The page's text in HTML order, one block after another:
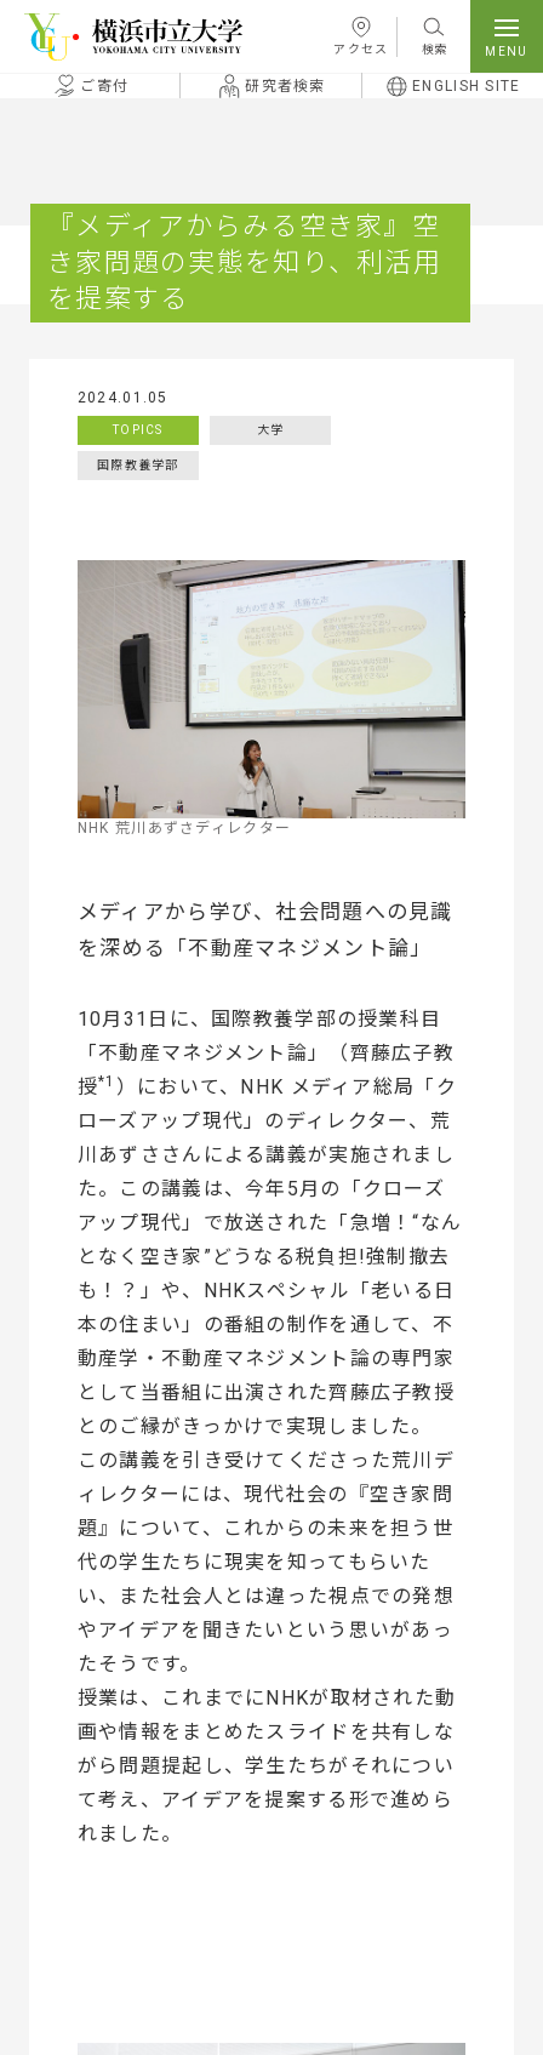
本文へ移動
アクセス 検索
ご寄付 研究者検索 ENGLISH SITE
『メディアからみる空き家』空
き家問題の実態を知り、利活用
を提案する
2024.01.05
TOPICS 大学
国際教養学部
NHK 荒川あずさディレクター
メディアから学び、社会問題への見識
を深める「不動産マネジメント論」
10月31日に、国際教養学部の授業科目
「不動産マネジメント論」（齊藤広子教
授*1 ）において、NHK メディア総局「ク
ローズアップ現代」のディレクター、荒
川あずささんによる講義が実施されまし
た。この講義は、今年5月の「クローズ
アップ現代」で放送された「急増！“なん
となく空き家”どうなる税負担!強制撤去
も！？」や、NHKスペシャル「老いる日
本の住まい」の番組の制作を通して、不
動産学・不動産マネジメント論の専門家
として当番組に出演された齊藤広子教授
とのご縁がきっかけで実現しました。
この講義を引き受けてくださった荒川デ
ィレクターには、現代社会の『空き家問
題』について、これからの未来を担う世
代の学生たちに現実を知ってもらいた
い、また社会人とは違った視点での発想
やアイデアを聞きたいという思いがあっ
たそうです。
授業は、これまでにNHKが取材された動
画や情報をまとめたスライドを共有しな
がら問題提起し、学生たちがそれについ
て考え、アイデアを提案する形で進めら
れました。